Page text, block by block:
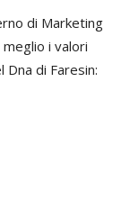
di Marketing
i valori
Dna di Faresin: